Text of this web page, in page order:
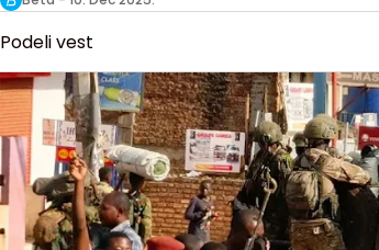
Podeli vest